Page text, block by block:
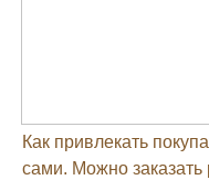
Как привлекать
сами. Можно заказать